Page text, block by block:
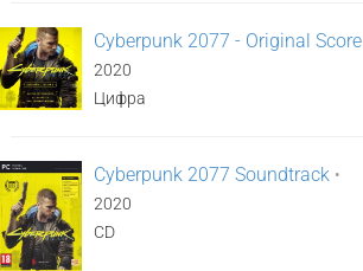
Cyberpunk 2077 - Original Score
2020
Цифра
Cyberpunk 2077 Soundtrack •
2020
CD